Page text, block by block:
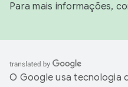
Para mais informações,
O Google usa tecnologia